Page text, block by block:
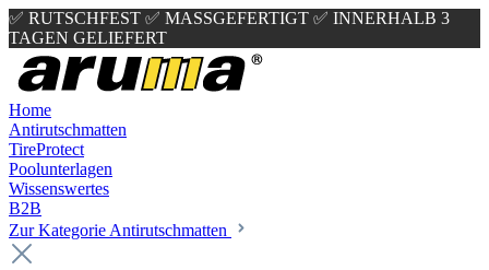
✅ RUTSCHFEST ✅ MASSGEFERTIGT ✅ INNERHALB 3
TAGEN GELIEFERT
Home
Antirutschmatten
TireProtect
Poolunterlagen
Wissenswertes
B2B
Zur Kategorie Antirutschmatten